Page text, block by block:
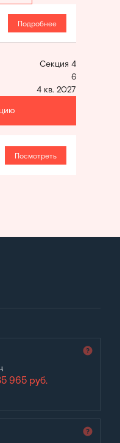
Подробнее
Секция 4
6
4 кв. 2027
Посмотреть
965 руб.